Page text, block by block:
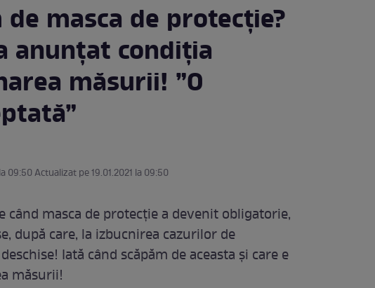
de masca de protecție?
anunțat condiția
măsurii! ”O
09:50 Actualizat pe 19.01.2021 la 09:50
când masca de protecție a devenit obligatorie,
după care, la izbucnirea cazurilor de
Iată când scăpăm de aceasta și care e
măsurii!